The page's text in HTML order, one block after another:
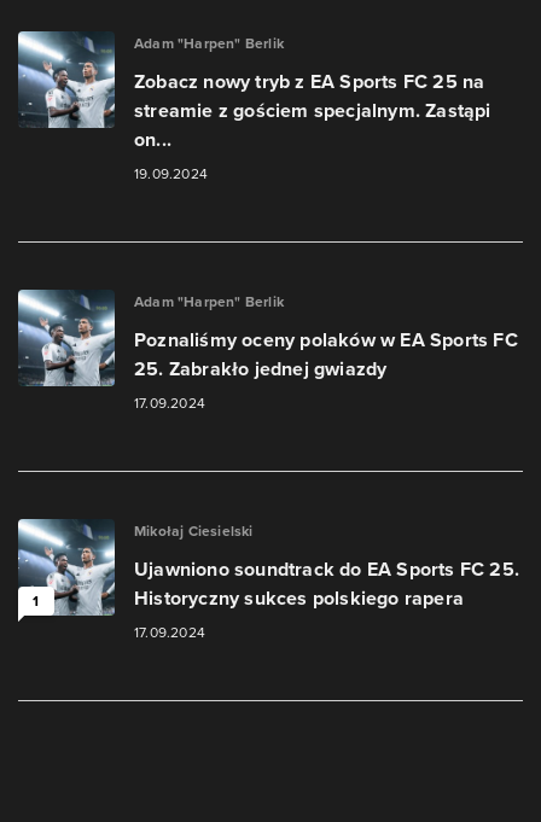
Adam "Harpen" Berlik
Zobacz nowy tryb z EA Sports FC 25 na
streamie z gościem specjalnym. Zastąpi
on...
19.09.2024
Adam "Harpen" Berlik
Poznaliśmy oceny polaków w EA Sports FC
25. Zabrakło jednej gwiazdy
17.09.2024
1
Mikołaj Ciesielski
Ujawniono soundtrack do EA Sports FC 25.
Historyczny sukces polskiego rapera
17.09.2024